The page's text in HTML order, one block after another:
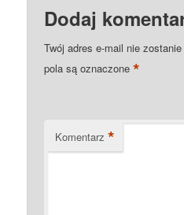
Dodaj
Twój adres e-mail nie
pola są oznaczone*
Komentarz *